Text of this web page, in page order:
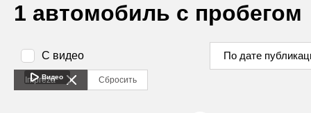
1 автомобиль с пробегом
Impreza Сбросить
С видео По дате
Видео